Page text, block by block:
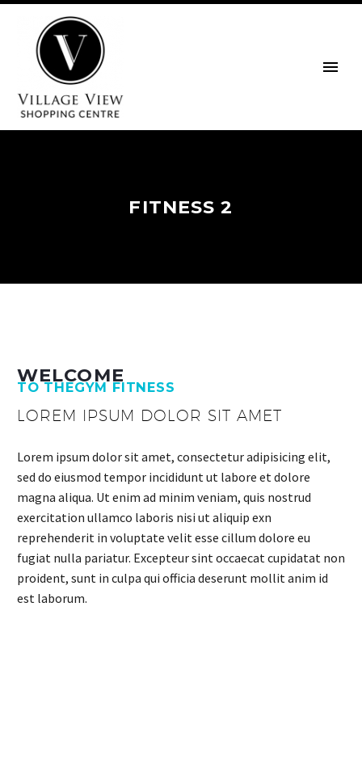
FITNESS 2
WELCOME
TO THEGYM FITNESS
LOREM IPSUM DOLOR SIT AMET
Lorem ipsum dolor sit amet, consectetur adipisicing elit,
sed do eiusmod tempor incididunt ut labore et dolore
magna aliqua. Ut enim ad minim veniam, quis nostrud
exercitation ullamco laboris nisi ut aliquip exn
reprehenderit in voluptate velit esse cillum dolore eu
fugiat nulla pariatur. Excepteur sint occaecat cupidatat non
proident, sunt in culpa qui officia deserunt mollit anim id
est laborum.